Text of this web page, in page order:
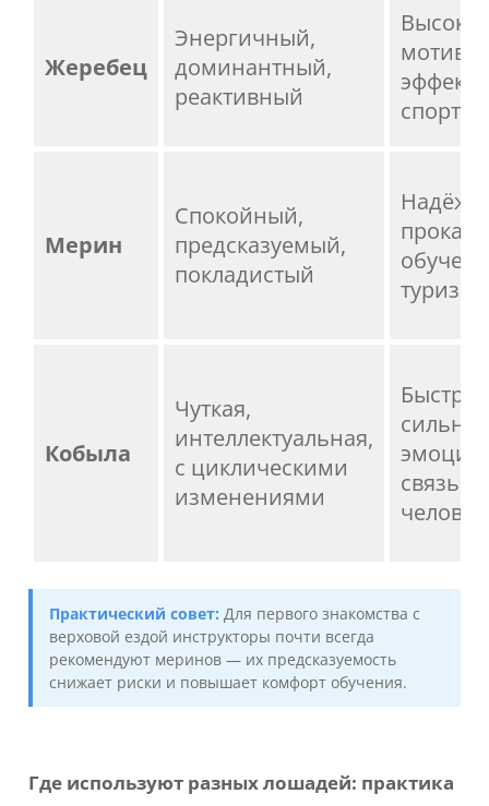
Жеребец
Энергичный,
доминантный,
реактивный
спорте
Мерин
Спокойный,
предсказуемый,
покладистый
туризме
Кобыла
Чуткая,
интеллектуальная,
с циклическими
изменениями
Быстро
сильная
связь с
Практический совет: Для первого знакомства с
верховой ездой инструкторы почти всегда
рекомендуют меринов — их предсказуемость
снижает риски и повышает комфорт обучения.
Где используют разных лошадей: практика